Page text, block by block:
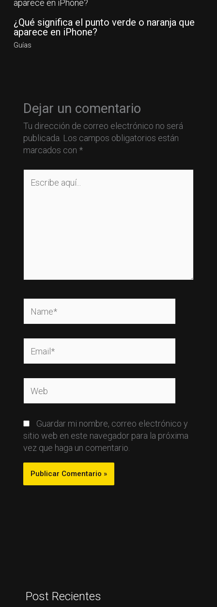
¿Qué significa el punto verde o naranja que
aparece en iPhone?
Guías
Dejar un comentario
Tu dirección de correo electrónico no será
publicada. Los campos obligatorios están
marcados con *
aquí...
Guardar mi nombre, correo electrónico y
sitio web en este navegador para la próxima
vez que haga un comentario.
Post Recientes